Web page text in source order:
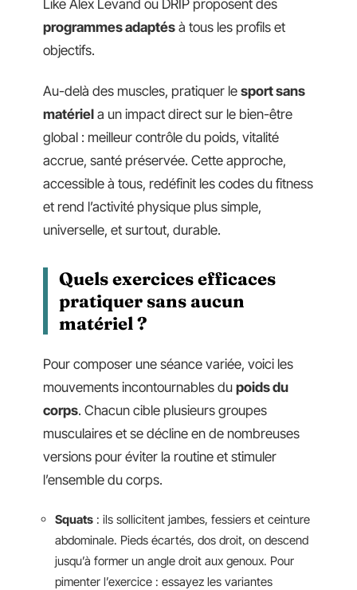
Like Alex Levand ou DRIP proposent des
programmes adaptés à tous les profils et
objectifs.
Au-delà des muscles, pratiquer le sport sans
matériel a un impact direct sur le bien-être
global : meilleur contrôle du poids, vitalité
accrue, santé préservée. Cette approche,
accessible à tous, redéfinit les codes du fitness
et rend l’activité physique plus simple,
universelle, et surtout, durable.
Quels exercices efficaces
pratiquer sans aucun
matériel ?
Pour composer une séance variée, voici les
mouvements incontournables du poids du
corps. Chacun cible plusieurs groupes
musculaires et se décline en de nombreuses
versions pour éviter la routine et stimuler
l’ensemble du corps.
Squats : ils sollicitent jambes, fessiers et ceinture
abdominale. Pieds écartés, dos droit, on descend
jusqu’à former un angle droit aux genoux. Pour
pimenter l’exercice : essayez les variantes